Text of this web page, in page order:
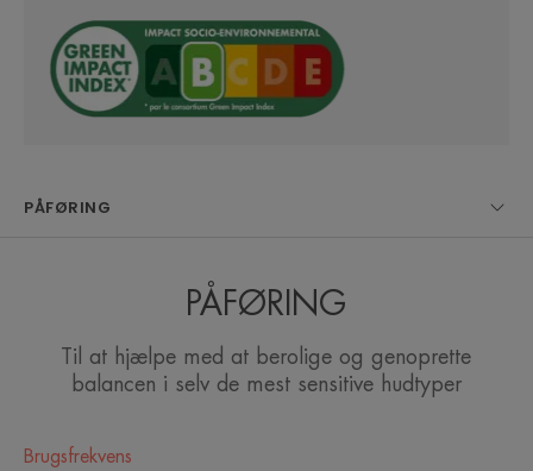
udtørre huden.
Avène Termalkildevand kan bruges af hele familien i
beroliget, styrket og sund.
ET PAR ORD FRA VORES EKSPERT
Anbefalet og ordineret til at
PÅFØRING
PÅFØRING
Til at hjælpe med at berolige og genoprette
balancen i selv de mest sensitive hudtyper
Brugsfrekvens